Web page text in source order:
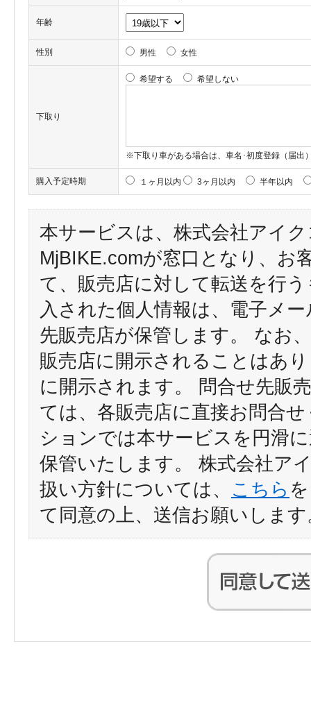
年齢
性別 男性 女性
下取り
希望する 希望しない
※下取り車がある場合は、車名･初度登録（届出
購入予定時期 １ヶ月以内 3ヶ月以内 半年以内
本サービスは、株式会社アイ
MjBIKE.comが窓口となり、お
て、販売店に対して転送を行
入された個人情報は、電子メ
先販売店が保管します。 なお
販売店に開示されることはあ
に開示されます。 問合せ先販
ては、各販売店に直接お問合
ションでは本サービスを円滑
保管いたします。 株式会社ア
扱い方針については、 こちら
て同意の上、送信お願いします